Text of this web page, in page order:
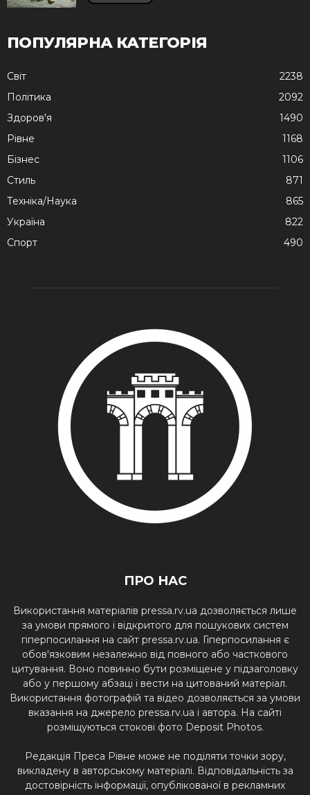
ПОПУЛЯРНА КАТЕГОРІЯ
Cвіт
2238
Політика
2092
Здоров'я
1490
Рівне
1168
Бізнес
1106
Стиль
871
Техніка/Наука
865
Україна
822
Спорт
490
ПРО НАС
Використання матеріалів pressa.rv.ua дозволяється лише
за умови прямого і відкритого для пошукових систем
гіперпосилання на сайт pressa.rv.ua. Гіперпосилання є
обов'язковим незалежно від повного або часткового
цитування. Воно повинно бути розміщене у підзаголовку
або у першому абзаці і вести на цитований матеріал.
Використання фотографій та відео дозволяється за умови
вказання на джерело pressa.rv.ua і автора. На сайті
розміщуються стокові фото Deposit Photos.
Редакція Преса Рівне може не поділяти точки зору,
викладену в авторському матеріалі. Відповідальність за
достовірність інформації, опублікованої в рекламних